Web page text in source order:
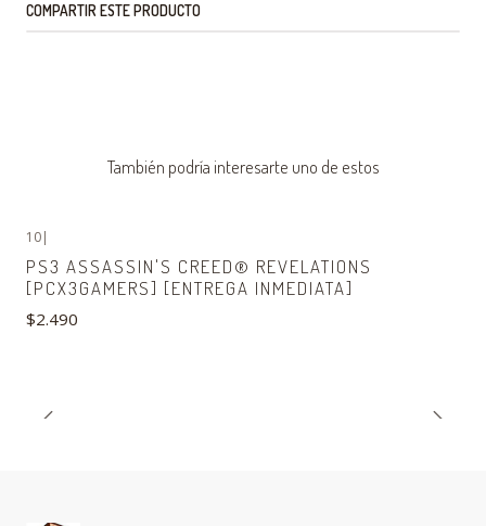
COMPARTIR ESTE PRODUCTO
También podría interesarte uno de estos
10|
PS3 ASSASSIN'S CREED® REVELATIONS
[PCX3GAMERS] [ENTREGA INMEDIATA]
$2.490